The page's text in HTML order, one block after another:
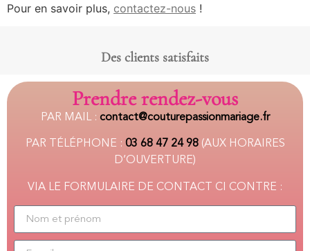
Pour en savoir plus, contactez-nous !
Des clients satisfaits
Prendre rendez-vous
PAR MAIL : contact@couturepassionmariage.fr
PAR TÉLÉPHONE : 03 68 47 24 98 (AUX HORAIRES
D’OUVERTURE)
VIA LE FORMULAIRE DE CONTACT CI CONTRE :